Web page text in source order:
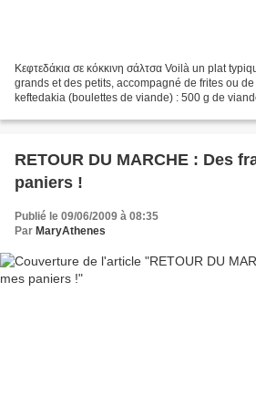
Κεφτεδάκια σε κόκκινη σάλτσα Voilà un plat
grands et des petits, accompagné de frites ou
keftedakia (boulettes de viande) : 500 g de
RETOUR DU MARCHE : Des
paniers !
Publié le 09/06/2009 à 08:35
Par MaryAthenes